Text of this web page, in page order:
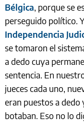
Bélgica, porque se
perseguido político.
Independencia
se tomaron el
a dedo cuya
sentencia. En
jueces cada uno,
eran puestos a dedo
botaban. Eso no lo